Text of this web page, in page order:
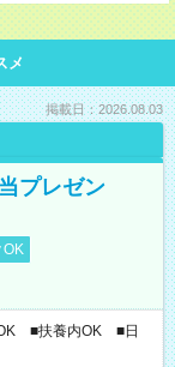
メ
掲載日：2026.08.03
プレゼン
OK
■扶養内OK ■日